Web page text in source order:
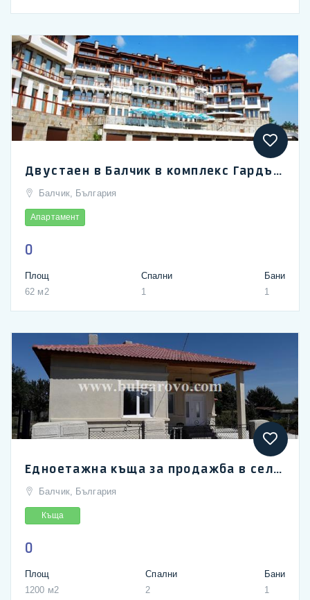
Двустаен в Балчик в комплекс Гардън Палас
Балчик, България
Апартамент
0
Площ
62 м2
Спални
1
Бани
1
Едноетажна къща за продажба в село Малина на 30 км от Балчик
Балчик, България
Къща
0
Площ
1200 м2
Спални
2
Бани
1